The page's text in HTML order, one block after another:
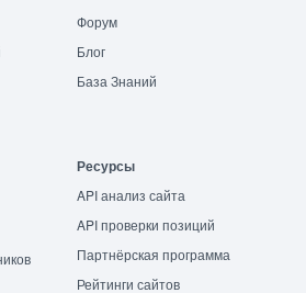
Форум
Блог
База Знаний
Ресурсы
API анализ сайта
API проверки позиций
Партнёрская программа
Рейтинги сайтов